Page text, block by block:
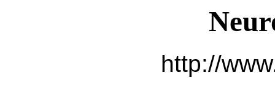
http://